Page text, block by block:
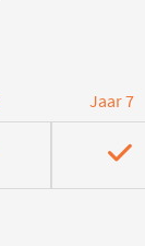
Jaar 7